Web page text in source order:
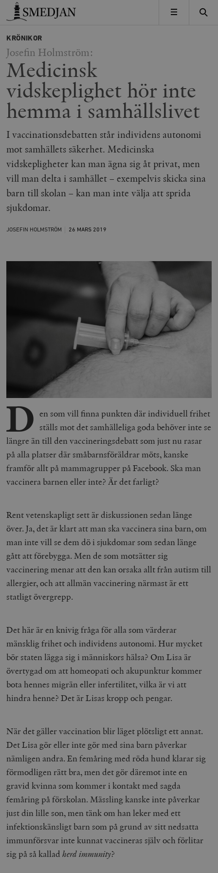
Timbro
MENY
KRÖNIKOR
Josefin Holmström:
Medicinsk
vidskeplighet hör inte
hemma i samhällslivet
I vaccinationsdebatten står individens autonomi
mot samhällets säkerhet. Medicinska
vidskepligheter kan man ägna sig åt privat, men
vill man delta i samhället – exempelvis skicka sina
barn till skolan – kan man inte välja att sprida
sjukdomar.
JOSEFIN HOLMSTRÖM 26 MARS 2019
D en som vill finna punkten där individuell frihet
ställs mot det samhälleliga goda behöver inte se
längre än till den vaccineringsdebatt som just nu rasar
på alla platser där småbarnsföräldrar möts, kanske
framför allt på mammagrupper på Facebook. Ska man
vaccinera barnen eller inte? Är det farligt?
Rent vetenskapligt sett är diskussionen sedan länge
över. Ja, det är klart att man ska vaccinera sina barn, om
man inte vill se dem dö i sjukdomar som sedan länge
gått att förebygga. Men de som motsätter sig
vaccinering menar att den kan orsaka allt från autism till
allergier, och att allmän vaccinering närmast är ett
statligt övergrepp.
Det här är en knivig fråga för alla som värderar
mänsklig frihet och individens autonomi. Hur mycket
bör staten lägga sig i människors hälsa? Om Lisa är
övertygad om att homeopati och akupunktur kommer
bota hennes migrän eller infertilitet, vilka är vi att
hindra henne? Det är Lisas kropp och pengar.
När det gäller vaccination blir läget plötsligt ett annat.
Det Lisa gör eller inte gör med sina barn påverkar
nämligen andra. En femåring med röda hund klarar sig
förmodligen rätt bra, men det gör däremot inte en
gravid kvinna som kommer i kontakt med sagda
femåring på förskolan. Mässling kanske inte påverkar
just din lille son, men tänk om han leker med ett
infektionskänsligt barn som på grund av sitt nedsatta
immunförsvar inte kunnat vaccineras själv och förlitar
sig på så kalladherd immunity?